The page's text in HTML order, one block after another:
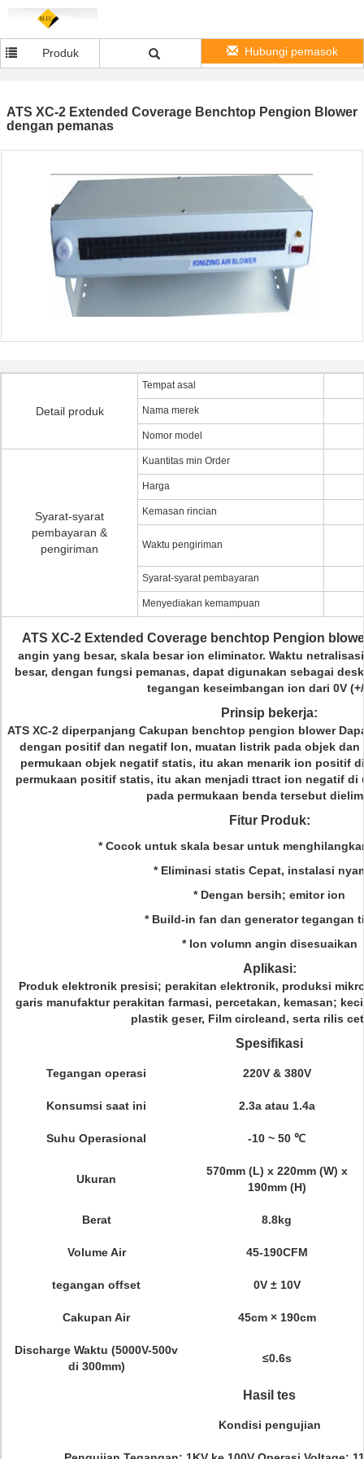
Produk Hubungi pemasok
ATS XC-2 Extended Coverage Benchtop Pengion Blower
dengan pemanas
Detail produk
Tempat asal
Nama merek
Nomor model
Syarat-syarat
pembayaran &
pengiriman
Kuantitas min Order
Harga
Kemasan rincian
Waktu pengiriman
Syarat-syarat pembayaran
Menyediakan kemampuan
ATS XC-2 Extended Coverage benchtop Pengion
angin yang besar, skala besar ion eliminator. Waktu
besar, dengan fungsi pemanas, dapat digunakan sebagai
tegangan keseimbangan ion dari 0V
Prinsip bekerja:
ATS XC-2 diperpanjang Cakupan benchtop pengion blower
dengan positif dan negatif Ion, muatan listrik pada objek dan
permukaan objek negatif statis, itu akan menarik ion positif
permukaan positif statis, itu akan menjadi ttract ion negatif di
pada permukaan benda tersebut
Fitur Produk:
* Cocok untuk skala besar untuk
* Eliminasi statis Cepat, instalasi
* Dengan bersih; emitorion
* Build-in fan dan generator tegangan
* Ion volumn angin disesuaikan
Aplikasi:
Produk elektronik presisi; perakitan elektronik, produksi
garis manufaktur perakitan farmasi, percetakan, kemasan;
plastik geser, Film circleand, serta rilis
Spesifikasi
Tegangan operasi 220V & 380V
Konsumsi saat ini 2.3a atau 1.4a
Suhu Operasional -10 ~ 50 ℃
Ukuran
570mm (L) x 220mm (W) x
190mm (H)
Berat 8.8kg
Volume Air 45-190CFM
tegangan offset 0V ± 10V
Cakupan Air 45cm × 190cm
Discharge Waktu (5000V-500v
di 300mm)
≤0.6s
Hasil tes
Kondisi pengujian